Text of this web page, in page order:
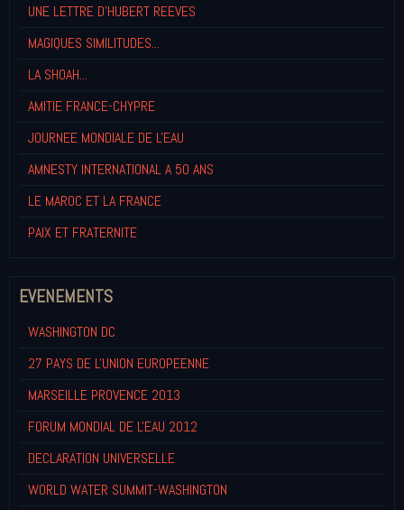
UNE LETTRE D'HUBERT REEVES
MAGIQUES SIMILITUDES...
LA SHOAH...
AMITIE FRANCE-CHYPRE
JOURNEE MONDIALE DE L'EAU
AMNESTY INTERNATIONAL A 50 ANS
LE MAROC ET LA FRANCE
PAIX ET FRATERNITE
EVENEMENTS
WASHINGTON DC
27 PAYS DE L'UNION EUROPEENNE
MARSEILLE PROVENCE 2013
FORUM MONDIAL DE L'EAU 2012
DECLARATION UNIVERSELLE
WORLD WATER SUMMIT-WASHINGTON